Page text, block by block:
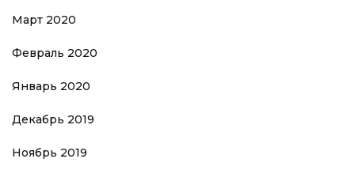
Март 2020
Февраль 2020
Январь 2020
Декабрь 2019
Ноябрь 2019